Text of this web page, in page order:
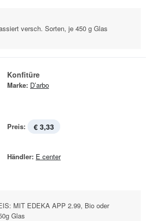
versch. Sorten, je 450 g Glas
Konfitüre
Marke: D’arbo
Preis: € 3,33
Händler: E center
MIT EDEKA APP 2.99, Bio oder
Glas